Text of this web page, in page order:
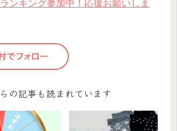
ンキング参加中！応援お願いしま
の記事も読まれています